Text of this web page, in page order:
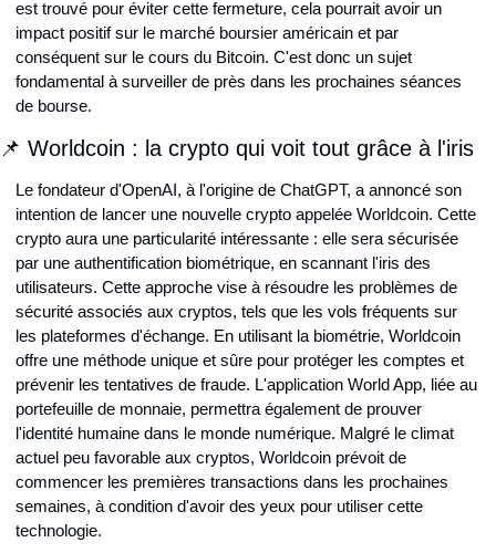
est trouvé pour éviter cette fermeture, cela pourrait avoir un
impact positif sur le marché boursier américain et par
conséquent sur le cours du Bitcoin. C'est donc un sujet
fondamental à surveiller de près dans les prochaines séances
de bourse.
📌 Worldcoin : la crypto qui voit tout grâce à l'iris
Le fondateur d'OpenAI, à l'origine de ChatGPT, a annoncé son
intention de lancer une nouvelle crypto appelée Worldcoin. Cette
crypto aura une particularité intéressante : elle sera sécurisée
par une authentification biométrique, en scannant l'iris des
utilisateurs. Cette approche vise à résoudre les problèmes de
sécurité associés aux cryptos, tels que les vols fréquents sur
les plateformes d'échange. En utilisant la biométrie, Worldcoin
offre une méthode unique et sûre pour protéger les comptes et
prévenir les tentatives de fraude. L'application World App, liée au
portefeuille de monnaie, permettra également de prouver
l'identité humaine dans le monde numérique. Malgré le climat
actuel peu favorable aux cryptos, Worldcoin prévoit de
commencer les premières transactions dans les prochaines
semaines, à condition d'avoir des yeux pour utiliser cette
technologie.